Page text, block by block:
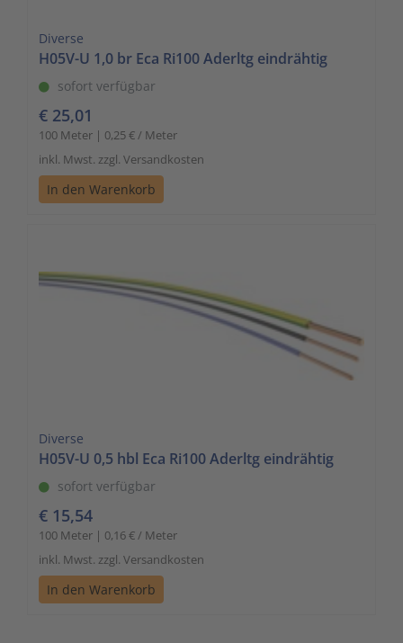
Diverse
H05V-U 1,0 br Eca Ri100 Aderltg eindrähtig
sofort verfügbar
€ 25,01
100 Meter | 0,25 € / Meter
inkl. Mwst. zzgl. Versandkosten
In den Warenkorb
Diverse
H05V-U 0,5 hbl Eca Ri100 Aderltg eindrähtig
sofort verfügbar
€ 15,54
100 Meter | 0,16 € / Meter
inkl. Mwst. zzgl. Versandkosten
In den Warenkorb